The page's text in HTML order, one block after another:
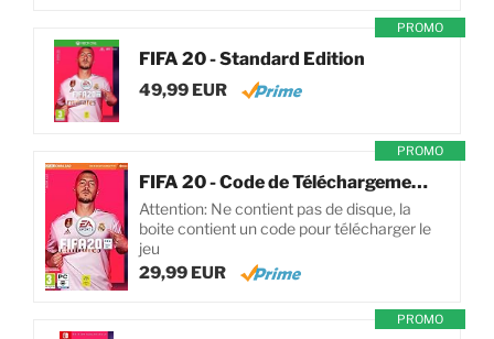
PROMO
FIFA 20 - Standard Edition
49,99 EUR
PROMO
FIFA 20 - Code de Téléchargement pour PC
Attention: Ne contient pas de disque, la
boite contient un code pour télécharger le
jeu
29,99 EUR
PROMO